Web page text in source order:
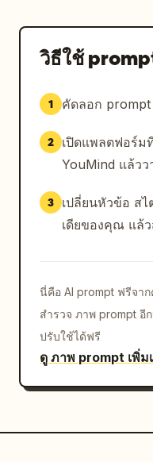
วิธีใช้
1 คัดลอก
2
เปิดแพลตฟอร์ม
YouMind แล้ว
3
เปลี่ยนหัวข้อ สไ
เดียของคุณ แล้ว
นี่คือ AI prompt ฟรีจา
สำรวจ ภาพ prompt อี
ปรับใช้ได้ฟรี
ดู ภาพ prompt เพิ่ม